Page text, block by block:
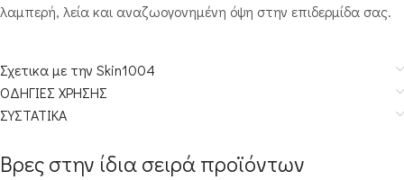
λαμπερή, λεία και αναζωογονημένη όψη στην επιδερμίδα σας.
Σχετικα με την Skin1004
ΟΔΗΓΙΕΣ ΧΡΗΣΗΣ
ΣΥΣΤΑΤΙΚΑ
Βρες στην ίδια σειρά προϊόντων